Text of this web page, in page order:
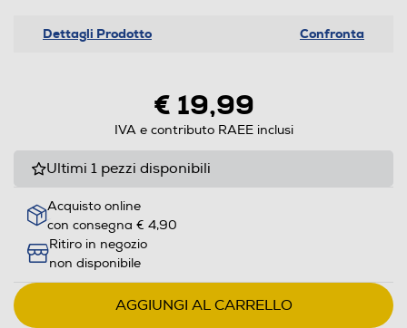
Dettagli Prodotto Confronta
€ 19,99
IVA e contributo RAEE inclusi
Ultimi 1 pezzi disponibili
Acquisto online
con consegna € 4,90
Ritiro in negozio
non disponibile
AGGIUNGI AL CARRELLO